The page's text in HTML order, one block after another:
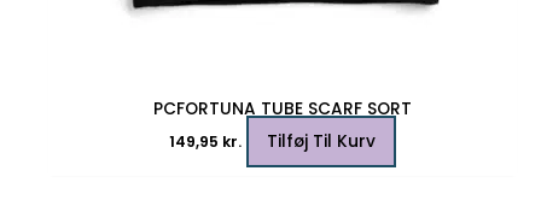
PCFORTUNA TUBE SCARF SORT
149,95 kr. Tilføj Til Kurv